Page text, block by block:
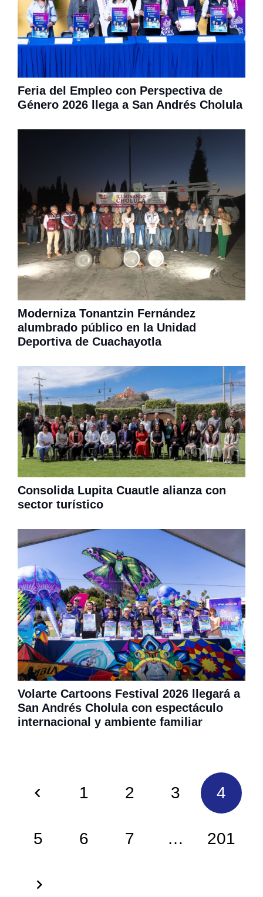
Feria del Empleo con Perspectiva de
Género 2026 llega a San Andrés Cholula
Moderniza Tonantzin Fernández
alumbrado público en la Unidad
Deportiva de Cuachayotla
Consolida Lupita Cuautle alianza con
sector turístico
Volarte Cartoons Festival 2026 llegará a
San Andrés Cholula con espectáculo
internacional y ambiente familiar
1 2 3 4
5 6 7 … 201